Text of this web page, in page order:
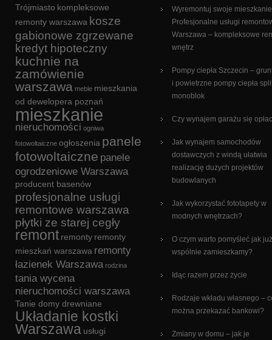
Trójmiasto kompleksowe
remonty warszawa kosze
gabionowe zgrzewane
kredyt hipoteczny
kuchnie na
zamówienie
warszawa meble mieszkania
od dewelopera poznań
mieszkanie
nieruchomości ogniwa
fotowoltaiczne ogłoszenia panele
fotowoltaiczne panele
ogrodzeniowe Warszawa
producent basenów
profesjonalne usługi
remontowe warszawa
płytki ze starej cegły
remont remonty remonty
mieszkań warszawa remonty
łazienek Warszawa rodzina
tania wycena
nieruchomości warszawa
Tanie domy drewniane
Układanie kostki
Warszawa usługi
Wyremontuj swoje
Profesjonalne usługi
Warszawa – kompleksowe
wnętrz
Pompy ciepła Szczecin –
i powietrzne pompy ciepła
monoblok
Czy wynajem garażu się
Jak wynajem samochodów
dostawczych z windą ułatwia
realizację dużych projektów
budowlanych
Jak wykorzystać fototapety w
modnych wnętrzach?
O czym warto pomyśleć jak już
wspólnie zamieszkamy?
Idąc razem przez życie
Rodzaje wkładu własnego –
można przekazać bankowi?
Zmiany w domu – jak je